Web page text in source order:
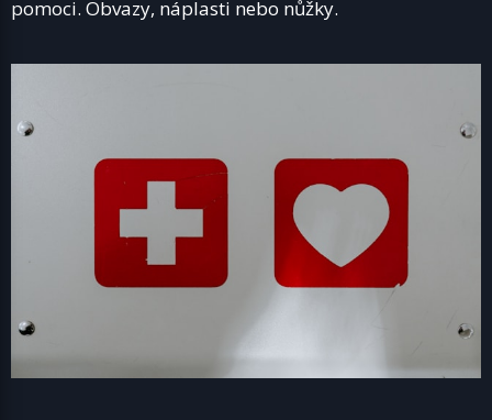
pomoci. Obvazy, náplasti nebo nůžky.